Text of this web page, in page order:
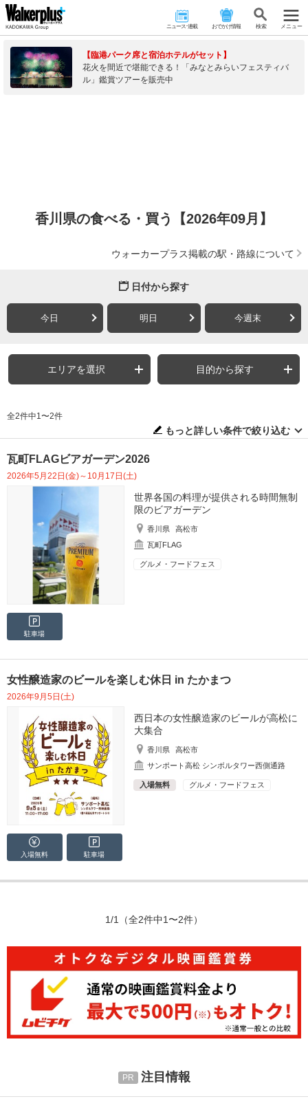
ニュース･連載 おでかけ情報 検 索 メニュー
【臨港パーク席と宿泊ホテルがセット】
花火を間近で堪能できる！「みなとみらいフェスティバ
ル」鑑賞ツアーを販売中
香川県の食べる・買う【2026年09月】
ウォーカープラス掲載の駅・路線について
日付から探す
今日 明日 今週末
エリアを選択 目的から探す
全2件中1〜2件
もっと詳しい条件で絞り込む
瓦町FLAGビアガーデン2026
2026年5月22日(金)～10月17日(土)
世界各国の料理が提供される時間無制
限のビアガーデン
香川県
高松市
瓦町FLAG
グルメ・フードフェス
駐車場
女性醸造家のビールを楽しむ休日 in たかまつ
2026年9月5日(土)
西日本の女性醸造家のビールが高松に
大集合
香川県
高松市
サンポート高松 シンボルタワー西側通路
入場無料 グルメ・フードフェス
入場無料 駐車場
1/1 （全2件中1〜2件）
注目情報